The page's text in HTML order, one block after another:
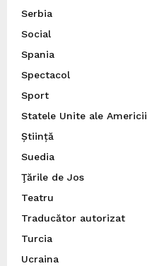
Serbia
Social
Spania
Spectacol
Sport
Statele Unite ale Americii
Știință
Suedia
Ţările de Jos
Teatru
Traducător autorizat
Turcia
Ucraina